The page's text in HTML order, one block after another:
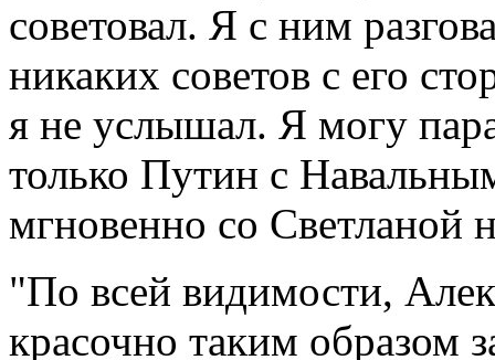
советовал. Я с ним
никаких советов с его
я не услышал. Я могу
только Путин с
мгновенно со Светланой
"По всей видимости,
красочно таким образом